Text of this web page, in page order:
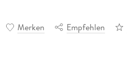
Merken Empfehlen